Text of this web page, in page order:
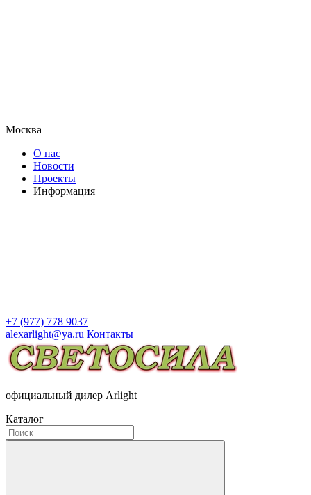
Москва
О нас
Новости
Проекты
Информация
+7 (977) 778 9037
alexarlight@ya.ru Контакты
официальный дилер Arlight
Каталог